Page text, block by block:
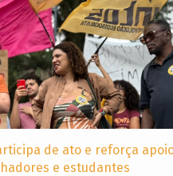
de ato e reforça
e estudantes